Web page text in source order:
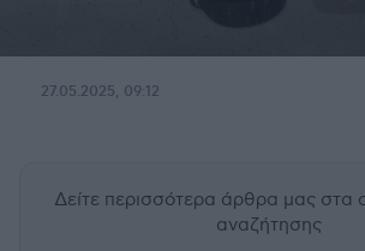
27.05.2025, 09:12
Δείτε περισσότερα άρθρα μας στα
αναζήτησης